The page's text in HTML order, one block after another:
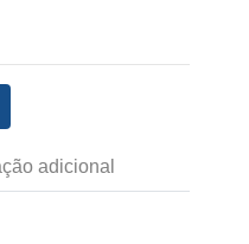
adicional